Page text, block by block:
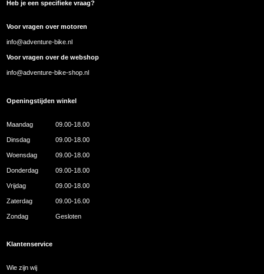
Heb je een specifieke vraag?
Voor vragen over motoren
info@adventure-bike.nl
Voor vragen over de webshop
info@adventure-bike-shop.nl
Openingstijden winkel
Maandag 09.00-18.00
Dinsdag 09.00-18.00
Woensdag 09.00-18.00
Donderdag 09.00-18.00
Vrijdag 09.00-18.00
Zaterdag 09.00-16.00
Zondag Gesloten
Klantenservice
Wie zijn wij